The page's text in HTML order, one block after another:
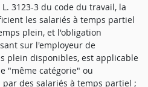
3123-3 du code du travail, la
les salariés à temps partiel
plein, et l'obligation
sur l'employeur de
plein disponibles, est applicable
"même catégorie" ou
des salariés à temps partiel ;